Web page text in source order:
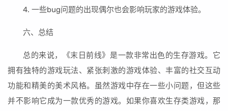
4. 一些bug问题的出现偶尔也会影响玩家的游戏体验。
六、总结
总的来说，《末日前线》是一款非常出色的生存游戏。它
拥有独特的游戏玩法、紧张刺激的游戏体验、丰富的社交互动
功能和精美的美术风格。虽然游戏中存在一些小问题，但这些
并不影响它成为一款优秀的游戏。如果你喜欢生存类游戏，那